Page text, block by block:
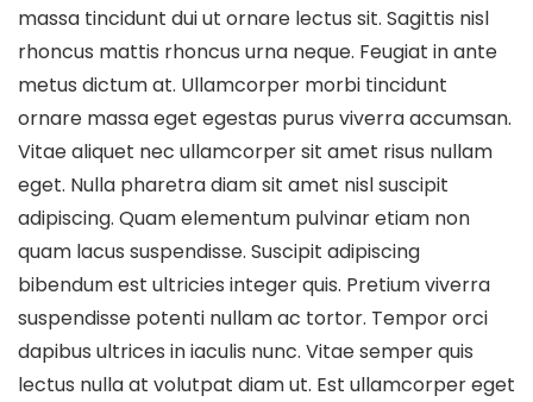
massa tincidunt dui ut ornare lectus sit. Sagittis nisl
rhoncus mattis rhoncus urna neque. Feugiat in ante
metus dictum at. Ullamcorper morbi tincidunt
ornare massa eget egestas purus viverra accumsan.
Vitae aliquet nec ullamcorper sit amet risus nullam
eget. Nulla pharetra diam sit amet nisl suscipit
adipiscing. Quam elementum pulvinar etiam non
quam lacus suspendisse. Suscipit adipiscing
bibendum est ultricies integer quis. Pretium viverra
suspendisse potenti nullam ac tortor. Tempor orci
dapibus ultrices in iaculis nunc. Vitae semper quis
lectus nulla at volutpat diam ut. Est ullamcorper eget